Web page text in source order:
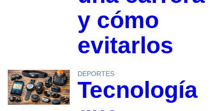
y cómo
evitarlos
DEPORTES
Tecnología